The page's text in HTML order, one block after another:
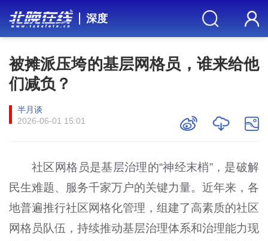
深度
被摊派压垮的基层网格员，谁来给他
们减负？
半月谈
2026-06-01 15:01
社区网格员是基层治理的“神经末梢”，是破解
民生难题、服务千家万户的关键力量。近年来，各
地普遍推行社区网格化管理，组建了高素质的社区
网格员队伍，持续推动基层治理体系和治理能力现